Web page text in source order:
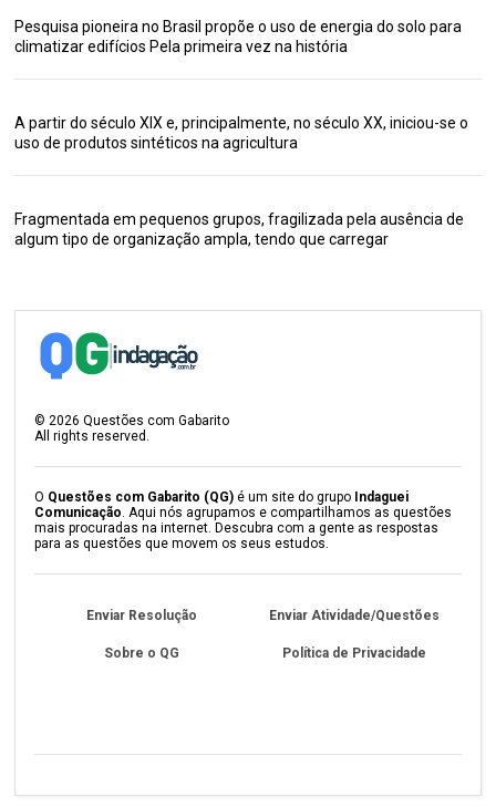
Pesquisa pioneira no Brasil propõe o uso de energia do solo para
climatizar edifícios Pela primeira vez na história
A partir do século XIX e, principalmente, no século XX, iniciou-se o
uso de produtos sintéticos na agricultura
Fragmentada em pequenos grupos, fragilizada pela ausência de
algum tipo de organização ampla, tendo que carregar
© 2026 Questões com Gabarito
All rights reserved.
O Questões com Gabarito (QG) é um site do grupo Indaguei
Comunicação . Aqui nós agrupamos e compartilhamos as questões
mais procuradas na internet. Descubra com a gente as respostas
para as questões que movem os seus estudos.
Enviar Resolução Enviar Atividade/Questões
Sobre o QG Política de Privacidade